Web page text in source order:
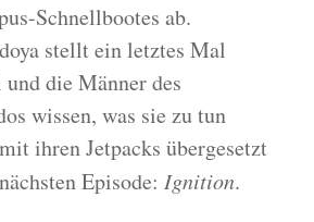
Schnellbootes ab.
stellt ein letztes Mal
die Männer des
wissen, was sie zu tun
ihren Jetpacks übergesetzt
Episode: Ignition.